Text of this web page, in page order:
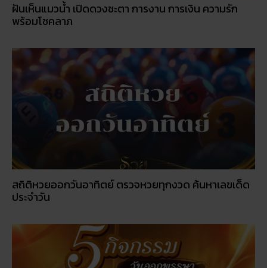
ฝันเห็นแมวน้ำ เปิดดวงชะตา การงาน การเงิน ความรัก
พร้อมโชคลาภ
สถิติหวยออกวันอาทิตย์ ตรวจหวยทุกงวด ค้นหาเลขเด็ด
ประจำวัน